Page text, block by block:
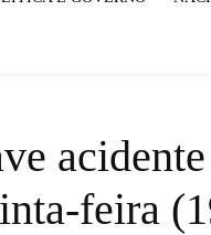
feira